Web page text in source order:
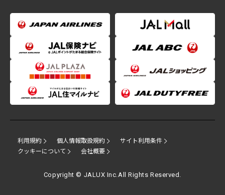
利用規約 個人情報取扱規約
サイト利用条件
クッキーについて
会社概要
Copyright © JALUX Inc.All Rights Reserved.